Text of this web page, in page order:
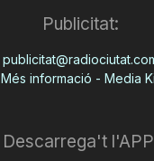
Publicitat:
Més informació - Media
Descarrega't